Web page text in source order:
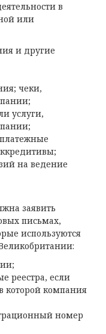
в
или
и другие
чеки,
услуги,
на ведение
заявить
письмах,
используются
реестра, если
которой компания
номер